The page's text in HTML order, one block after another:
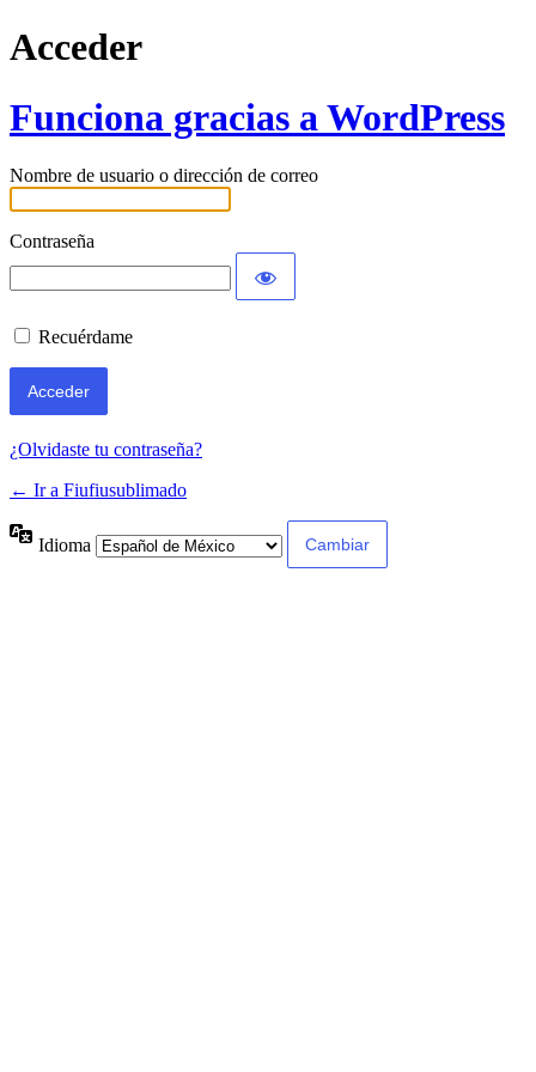
Acceder
Funciona gracias a WordPress
Nombre de usuario o dirección de correo
Contraseña
Recuérdame
¿Olvidaste tu contraseña?
← Ir a Fiufiusublimado
Idioma